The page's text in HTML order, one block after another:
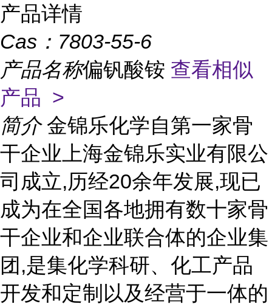
产品详情
Cas： 7803-55-6
产品名称偏钒酸铵 查看相似
产品 >
简介 金锦乐化学自第一家骨
干企业上海金锦乐实业有限公
司成立,历经20余年发展,现已
成为在全国各地拥有数十家骨
干企业和企业联合体的企业集
团,是集化学科研、化工产品
开发和定制以及经营于一体的